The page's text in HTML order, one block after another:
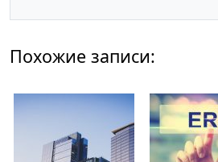
Похожие записи: